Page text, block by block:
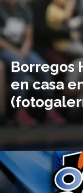
Borregos
en casa